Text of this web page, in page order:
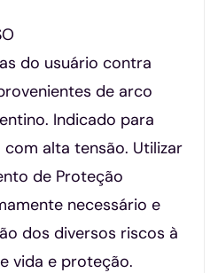
do usuário contra
de arco
Indicado para
alta tensão. Utilizar
de Proteção
necessário e
dos diversos riscos à
vida e proteção.